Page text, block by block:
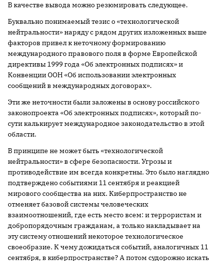
В качестве вывода можно резюмировать следующее.
Буквально понимаемый тезис о «технологической
нейтральности» наряду с рядом других изложенных выше
факторов привел к неточному формированию
международного правового поля в форме Европейской
директивы 1999 года «Об электронных подписях» и
Конвенции ООН «Об использовании электронных
сообщений в международных договорах».
Эти же неточности были заложены в основу российского
законопроекта «Об электронных подписях», который по-
сути калькирует международное законодательство в этой
области.
В принципе не может быть «технологической
нейтральности» в сфере безопасности. Угрозы и
противодействие им всегда конкретны. Это было наглядно
подтверждено событиями 11 сентября и реакцией
мирового сообщества на них. Киберпространство не
отменяет базовой системы человеческих
взаимоотношений, где есть место всем: и террористам и
добропорядочным гражданам, а только накладывает на
эту систему отношений некоторое технологическое
своеобразие. К чему дожидаться событий, аналогичных 11
сентября, в киберпространстве? А потом судорожно искать